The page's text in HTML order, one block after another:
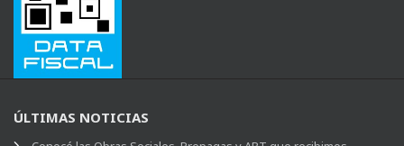
ÚLTIMAS NOTICIAS